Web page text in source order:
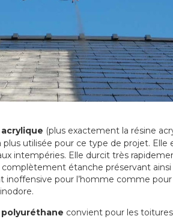
(plus exactement la résine
plus utilisée pour ce type de projet. Elle
intempéries. Elle durcit très
complètement étanche préservant
inoffensive pour l’homme comme
convient pour les